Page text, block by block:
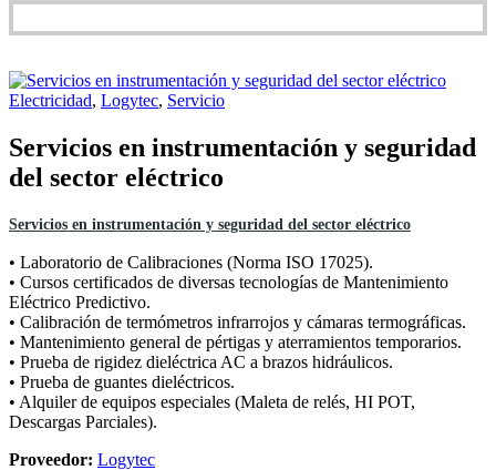
Electricidad, Logytec, Servicio
Servicios en instrumentación y seguridad
del sector eléctrico
Servicios en instrumentación y seguridad del sector eléctrico
• Laboratorio de Calibraciones (Norma ISO 17025).
• Cursos certificados de diversas tecnologías de Mantenimiento
Eléctrico Predictivo.
• Calibración de termómetros infrarrojos y cámaras termográficas.
• Mantenimiento general de pértigas y aterramientos temporarios.
• Prueba de rigidez dieléctrica AC a brazos hidráulicos.
• Prueba de guantes dieléctricos.
• Alquiler de equipos especiales (Maleta de relés, HI POT,
Descargas Parciales).
Proveedor: Logytec